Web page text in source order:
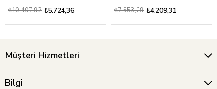
₺5.724,36
₺10.407,92 ₺4.209,31
₺7.653,29
Müşteri Hizmetleri
Bilgi